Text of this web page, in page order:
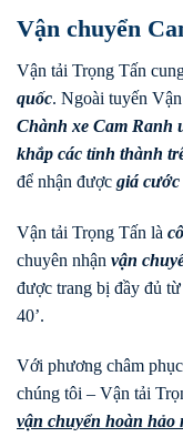
Vận chuyển
Vận tải Trọng Tấn
quốc. Ngoài tuyến
Chành xe Cam Ranh
khắp các tỉnh thành
để nhận được giá
Vận tải Trọng Tấn là
chuyên nhận vận
được trang bị đầy đủ
40’.
Với phương châm
chúng tôi – Vận tải
vận chuyển hoàn hảo